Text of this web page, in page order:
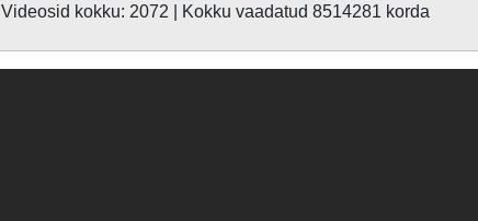
Videosid kokku: 2072 | Kokku vaadatud 8514281 korda